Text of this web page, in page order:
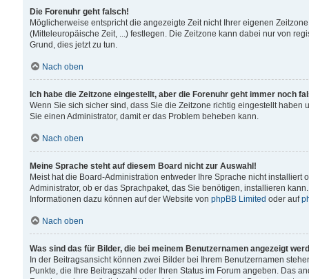
Die Forenuhr geht falsch!
Möglicherweise entspricht die angezeigte Zeit nicht Ihrer eigenen
(Mitteleuropäische Zeit, ...) festlegen. Die Zeitzone kann dabei nur von
Grund, dies jetzt zu tun.
Nach oben
Ich habe die Zeitzone eingestellt, aber die Forenuhr geht immer noch
Wenn Sie sich sicher sind, dass Sie die Zeitzone richtig eingestellt
Sie einen Administrator, damit er das Problem beheben kann.
Nach oben
Meine Sprache steht auf diesem Board nicht zur Auswahl!
Meist hat die Board-Administration entweder Ihre Sprache nicht
Administrator, ob er das Sprachpaket, das Sie benötigen, installieren
Informationen dazu können auf der Website von phpBB Limited oder auf
Nach oben
Was sind das für Bilder, die bei meinem Benutzernamen angezeigt
In der Beitragsansicht können zwei Bilder bei Ihrem Benutzernamen
Punkte, die Ihre Beitragszahl oder Ihren Status im Forum angeben. Das